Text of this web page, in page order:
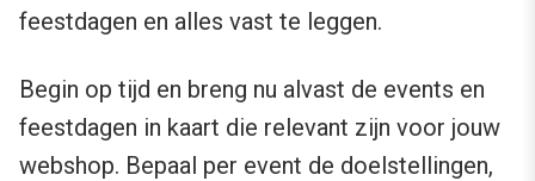
feestdagen en alles vast te leggen.
Begin op tijd en breng nu alvast de events en
feestdagen in kaart die relevant zijn voor jouw
webshop. Bepaal per event de doelstellingen,